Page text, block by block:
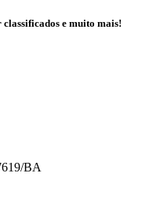
e muito mais!
BA